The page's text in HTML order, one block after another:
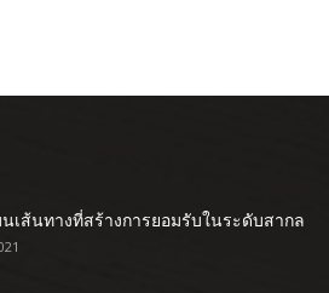
เส้นทางที่สร้างการยอมรับในระดับสากล